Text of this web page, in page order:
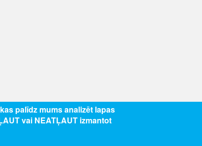
palīdz mums analizēt lapas
vai NEATĻAUT izmantot